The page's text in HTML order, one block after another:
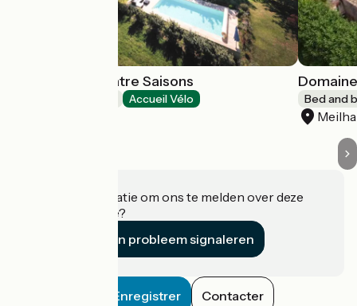
Maison des Quatre Saisons
Accueil Vélo Bed and
Heeft u informatie om ons te melden over deze
accommodatie?
Een probleem signaleren
Enregistrer Contacter